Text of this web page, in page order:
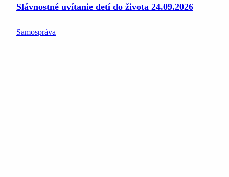
Slávnostné uvítanie detí do života 24.09.2026
Samospráva